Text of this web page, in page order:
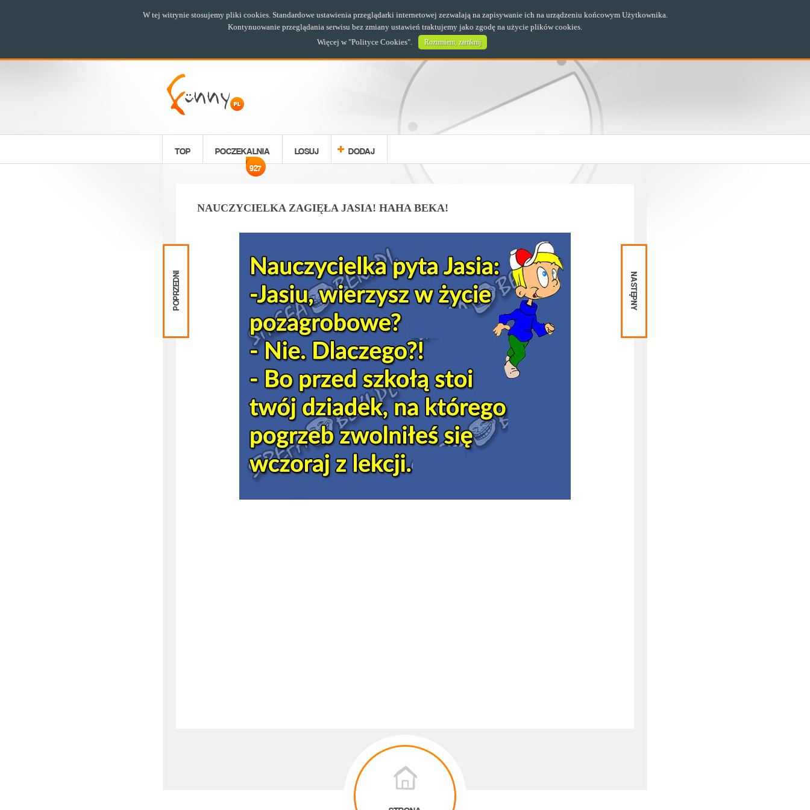
TOP POCZEKALNIA
927
LOSUJ DODAJ
NAUCZYCIELKA ZAGIĘŁA JASIA! HAHA BEKA!
Poprzedni
Następny
W tej witrynie stosujemy pliki cookies. Standardowe ustawienia przeglądarki internetowej zezwalają na zapisywanie ich na urządzeniu końcowym Użytkownika.
Kontynuowanie przeglądania serwisu bez zmiany ustawień traktujemy jako zgodę na użycie plików cookies.
Więcej w "Polityce Cookies". Rozumiem, zamknij